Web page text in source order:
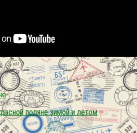
поляне зимой и летом